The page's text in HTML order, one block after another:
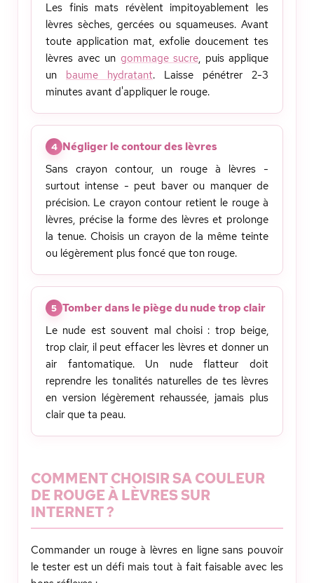
Les finis mats révèlent impitoyablement les
lèvres sèches, gercées ou squameuses. Avant
toute application mat, exfolie doucement tes
lèvres avec un gommage sucre, puis applique
un baume hydratant. Laisse pénétrer 2-3
minutes avant d'appliquer le rouge.
4 Négliger le contour des lèvres
Sans crayon contour, un rouge à lèvres -
surtout intense - peut baver ou manquer de
précision. Le crayon contour retient le rouge à
lèvres, précise la forme des lèvres et prolonge
la tenue. Choisis un crayon de la même teinte
ou légèrement plus foncé que ton rouge.
5 Tomber dans le piège du nude trop clair
Le nude est souvent mal choisi : trop beige,
trop clair, il peut effacer les lèvres et donner un
air fantomatique. Un nude flatteur doit
reprendre les tonalités naturelles de tes lèvres
en version légèrement rehaussée, jamais plus
clair que ta peau.
COMMENT CHOISIR SA COULEUR
DE ROUGE À LÈVRES SUR
INTERNET ?
Commander un rouge à lèvres en ligne sans pouvoir
le tester est un défi mais tout à fait faisable avec les